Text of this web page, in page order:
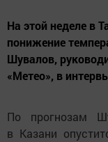
На этой неделе в
понижение
Шувалов,
«Метео», в
По прогнозам
в Казани